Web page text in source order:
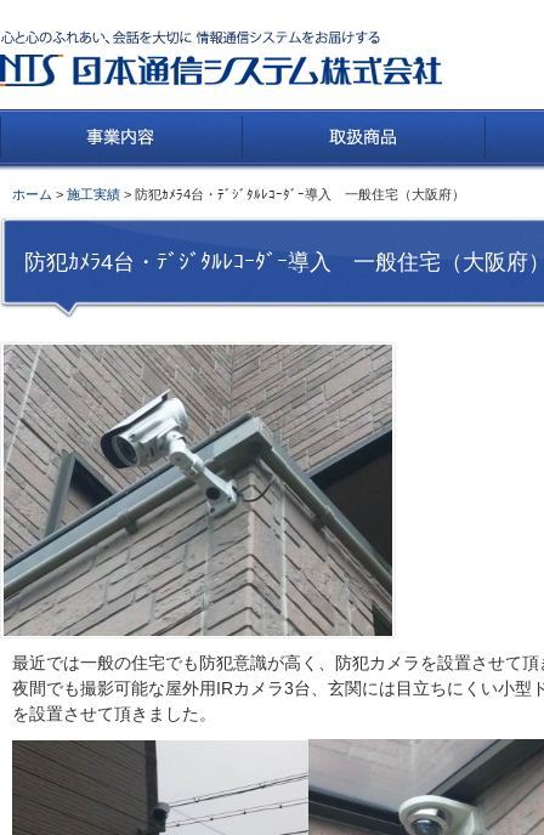
ホーム > 施工実績 > 防犯ｶﾒﾗ4台・ﾃﾞｼﾞﾀﾙﾚｺｰﾀﾞｰ導入 一般住宅（大阪府）
防犯ｶﾒﾗ4台・ﾃﾞｼﾞﾀﾙﾚｺｰﾀﾞｰ導入 一般住宅（大阪府
最近では一般の住宅でも防犯意識が高く、防犯カメラを設置させて頂
夜間でも撮影可能な屋外用IRカメラ3台、玄関には目立ちにくい小型
を設置させて頂きました。